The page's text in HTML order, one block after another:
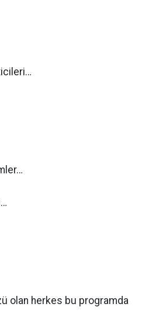
olan herkes bu programda